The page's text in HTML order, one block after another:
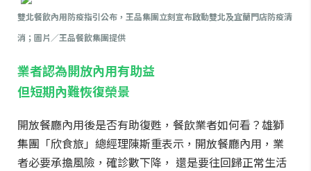
雙北餐飲內用防疫指引公布，王品集團立刻宣布啟動雙北及宜蘭門店防疫清
消；圖片／王品餐飲集團提供
業者認為開放內用有助益
但短期內難恢復榮景
開放餐廳內用後是否有助復甦，餐飲業者如何看？雄獅
集團「欣食旅」總經理陳斯重表示，開放餐廳內用，業
者必要承擔風險，確診數下降， 還是要往回歸正常生活